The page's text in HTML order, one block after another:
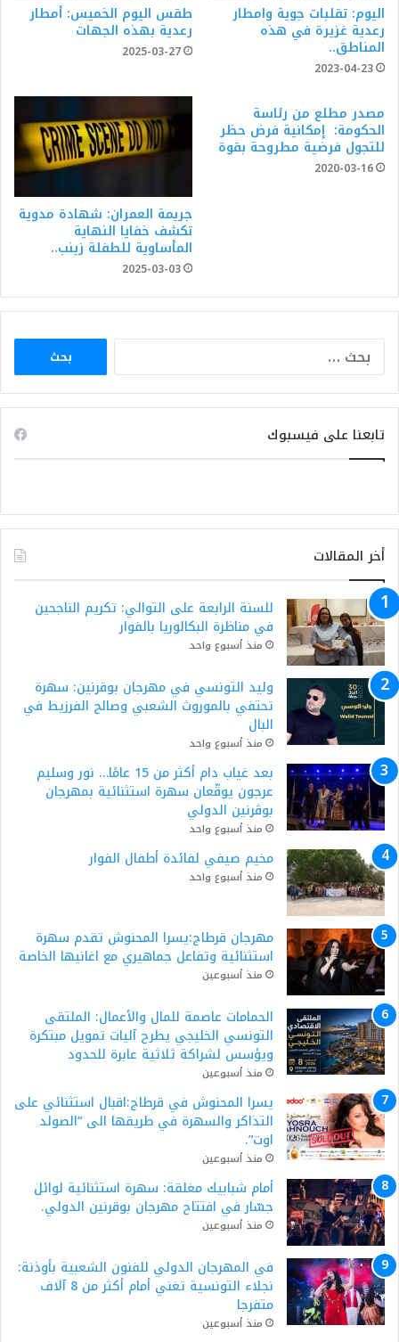
اليوم: تقلبات جوية وامطار
رعدية غزيرة في هذه
المناطق..
2023-04-23
طقس اليوم الخميس: أمطار
رعدية بهذه الجهات
2025-03-27
مصدر مطلع من رئاسة
الحكومة: إمكانية فرض حظر
للتجول فرضية مطروحة بقوة
2020-03-16
جريمة العمران: شهادة مدوية
تكشف خفايا النهاية
المأساوية للطفلة زينب..
2025-03-03
البحث
تابعنا على فيسبوك
أخر المقالات
للسنة الرابعة على التوالي: تكريم الناجحين
في مناظرة البكالوريا بالفوار
منذ أسبوع واحد
وليد التونسي في مهرجان بوقرنين: سهرة
تحتفي بالموروث الشعبي وصالح الفرزيط في
البال
منذ أسبوع واحد
بعد غياب دام أكثر من 15 عامًا… نور وسليم
عرجون يوقّعان سهرة استثنائية بمهرجان
بوڨرنين الدولي
منذ أسبوع واحد
مخيم صيفي لفائدة أطفال الفوار
منذ أسبوع واحد
مهرجان قرطاج:يسرا المحنوش تقدم سهرة
استثنائية وتفاعل جماهيري مع اغانيها الخاصة
منذ أسبوعين
الحمامات عاصمة للمال والأعمال: الملتقى
التونسي الخليجي يطرح آليات تمويل مبتكرة
ويؤسس لشراكة ثلاثية عابرة للحدود
منذ أسبوعين
يسرا المحنوش في قرطاج:اقبال استثنائي على
التذاكر والسهرة في طريقها الى “الصولد
اوت”.
منذ أسبوعين
أمام شبابيك مغلقة: سهرة استثنائية لوائل
جسّار في افتتاح مهرجان بوقرنين الدولي.
منذ أسبوعين
في المهرجان الدولي للفنون الشعبية بأوذنة:
نجلاء التونسية تغني أمام أكثر من 8 آلاف
متفرجا
منذ أسبوعين